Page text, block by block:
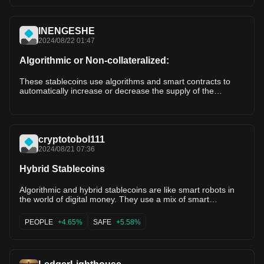
INENGESHE
2024/08/22 01:47
Algorithmic or Non-collateralized:
These stablecoins use algorithms and smart contracts to
automatically increase or decrease the supply of the
cryptotobol111
2024/08/21 07:36
Hybrid Stablecoins
Algorithmic and hybrid stablecoins are like smart robots in
the world of digital money. They use a mix of smart
value steady. These cool digital dollars work to stay stable in
price, even when the market price goes up and down like a
PEOPLE +4.65% SAFE +5.58%